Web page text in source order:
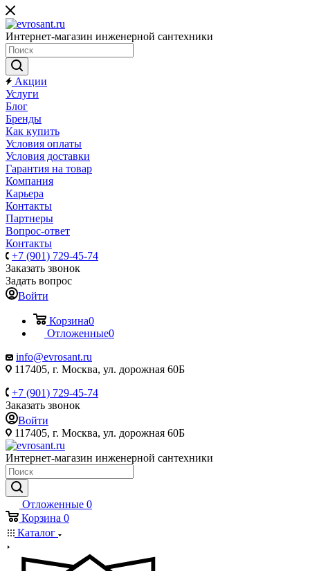
Интернет-магазин инженерной сантехники
Акции
Услуги
Блог
Бренды
Как купить
Условия оплаты
Условия доставки
Гарантия на товар
Компания
Карьера
Контакты
Партнеры
Вопрос-ответ
Контакты
+7 (901) 729-45-74
Заказать звонок
Задать вопрос
Войти
Корзина0
Отложенные0
info@evrosant.ru
117405, г. Москва, ул. дорожная 60Б
+7 (901) 729-45-74
Заказать звонок
Войти
117405, г. Москва, ул. дорожная 60Б
Интернет-магазин инженерной сантехники
Отложенные 0
Корзина 0
Каталог